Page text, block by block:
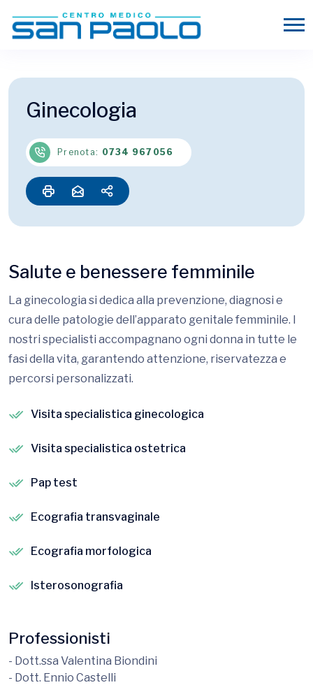
Ginecologia
Prenota: 0734 967056
Salute e benessere femminile
La ginecologia si dedica alla prevenzione, diagnosi e
cura delle patologie dell’apparato genitale femminile. I
nostri specialisti accompagnano ogni donna in tutte le
fasi della vita, garantendo attenzione, riservatezza e
percorsi personalizzati.
Visita specialistica ginecologica
Visita specialistica ostetrica
Pap test
Ecografia transvaginale
Ecografia morfologica
Isterosonografia
Professionisti
- Dott.ssa Valentina Biondini
- Dott. Ennio Castelli